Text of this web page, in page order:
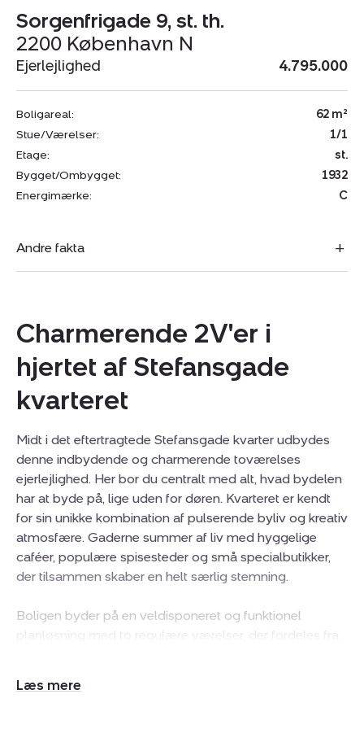
Sorgenfrigade 9, st. th.
2200 København N
Ejerlejlighed 4.795.000
Boligareal:
62 m²
Stue/Værelser:
1/1
Etage:
st.
Bygget/Ombygget:
1932
Energimærke:
C
Andre fakta
Charmerende 2V'er i
hjertet af Stefansgade
kvarteret
Midt i det eftertragtede Stefansgade kvarter udbydes
denne indbydende og charmerende toværelses
ejerlejlighed. Her bor du centralt med alt, hvad bydelen
har at byde på, lige uden for døren. Kvarteret er kendt
for sin unikke kombination af pulserende byliv og kreativ
atmosfære. Gaderne summer af liv med hyggelige
caféer, populære spisesteder og små specialbutikker,
der tilsammen skaber en helt særlig stemning.
Boligen byder på en veldisponeret og funktionel
planløsning med to regulære værelser, der fordeles fra
fremstår velfungerende med mulighed for at sætte sit